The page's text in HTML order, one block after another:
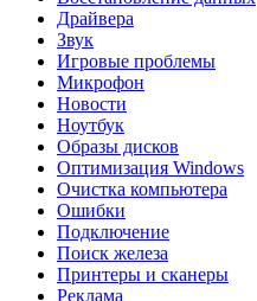
Драйвера
Звук
Игровые проблемы
Микрофон
Новости
Ноутбук
Образы дисков
Оптимизация Windows
Очистка компьютера
Ошибки
Подключение
Поиск железа
Принтеры и сканеры
Реклама